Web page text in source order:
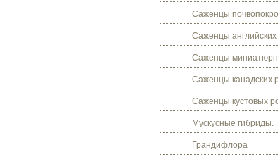
Саженцы
Саженцы английских
Саженцы
Саженцы канадских
Саженцы кустовых
Мускусные гибриды.
Грандифлора